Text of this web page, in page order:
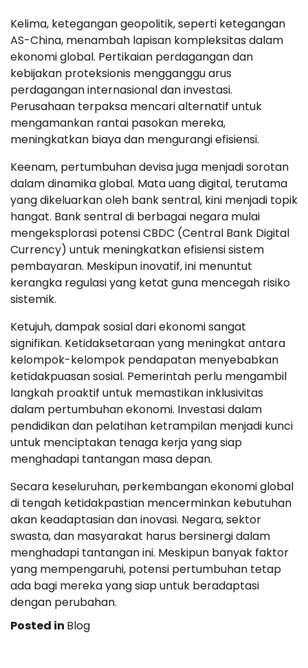
Kelima, ketegangan geopolitik, seperti ketegangan
AS-China, menambah lapisan kompleksitas dalam
ekonomi global. Pertikaian perdagangan dan
kebijakan proteksionis mengganggu arus
perdagangan internasional dan investasi.
Perusahaan terpaksa mencari alternatif untuk
mengamankan rantai pasokan mereka,
meningkatkan biaya dan mengurangi efisiensi.
Keenam, pertumbuhan devisa juga menjadi sorotan
dalam dinamika global. Mata uang digital, terutama
yang dikeluarkan oleh bank sentral, kini menjadi topik
hangat. Bank sentral di berbagai negara mulai
mengeksplorasi potensi CBDC (Central Bank Digital
Currency) untuk meningkatkan efisiensi sistem
pembayaran. Meskipun inovatif, ini menuntut
kerangka regulasi yang ketat guna mencegah risiko
sistemik.
Ketujuh, dampak sosial dari ekonomi sangat
signifikan. Ketidaksetaraan yang meningkat antara
kelompok-kelompok pendapatan menyebabkan
ketidakpuasan sosial. Pemerintah perlu mengambil
langkah proaktif untuk memastikan inklusivitas
dalam pertumbuhan ekonomi. Investasi dalam
pendidikan dan pelatihan ketrampilan menjadi kunci
untuk menciptakan tenaga kerja yang siap
menghadapi tantangan masa depan.
Secara keseluruhan, perkembangan ekonomi global
di tengah ketidakpastian mencerminkan kebutuhan
akan keadaptasian dan inovasi. Negara, sektor
swasta, dan masyarakat harus bersinergi dalam
menghadapi tantangan ini. Meskipun banyak faktor
yang mempengaruhi, potensi pertumbuhan tetap
ada bagi mereka yang siap untuk beradaptasi
dengan perubahan.
Posted in Blog